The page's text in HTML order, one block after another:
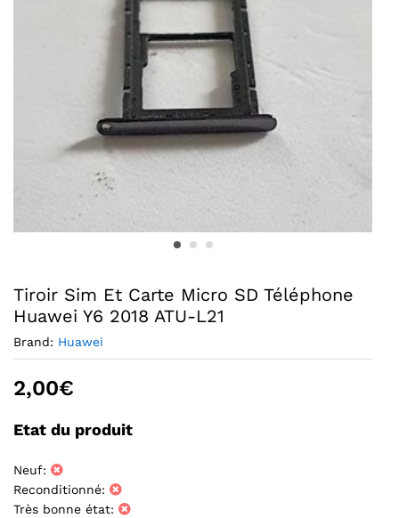
Tiroir Sim Et Carte Micro SD Téléphone
Huawei Y6 2018 ATU-L21
Brand: Huawei
2,00€
Etat du produit
Neuf:
Reconditionné:
Très bonne état: